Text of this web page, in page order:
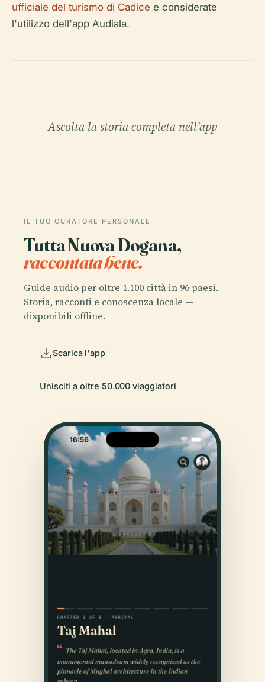
ufficiale del turismo di Cadice e considerate
l'utilizzo dell'app Audiala.
Ascolta la storia completa nell'app
IL TUO CURATORE PERSONALE
Tutta Nuova Dogana,
raccontata bene.
Guide audio per oltre 1.100 città in 96 paesi.
Storia, racconti e conoscenza locale —
disponibili offline.
Scarica l'app
Unisciti a oltre 50.000 viaggiatori